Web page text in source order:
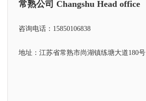
常熟公司 Changshu Head office
咨询电话：15850106838
地址：江苏省常熟市尚湖镇练塘大道180号